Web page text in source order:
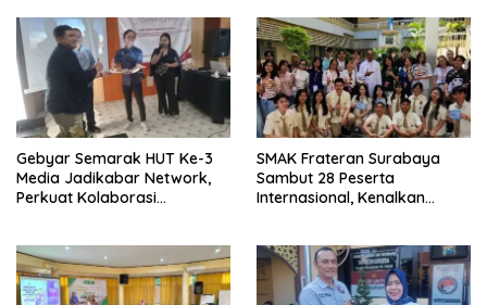
Gebyar Semarak HUT Ke-3
Media Jadikabar Network,
Perkuat Kolaborasi
Pariwisata Kota Malang
SMAK Frateran Surabaya
Sambut 28 Peserta
Internasional, Kenalkan